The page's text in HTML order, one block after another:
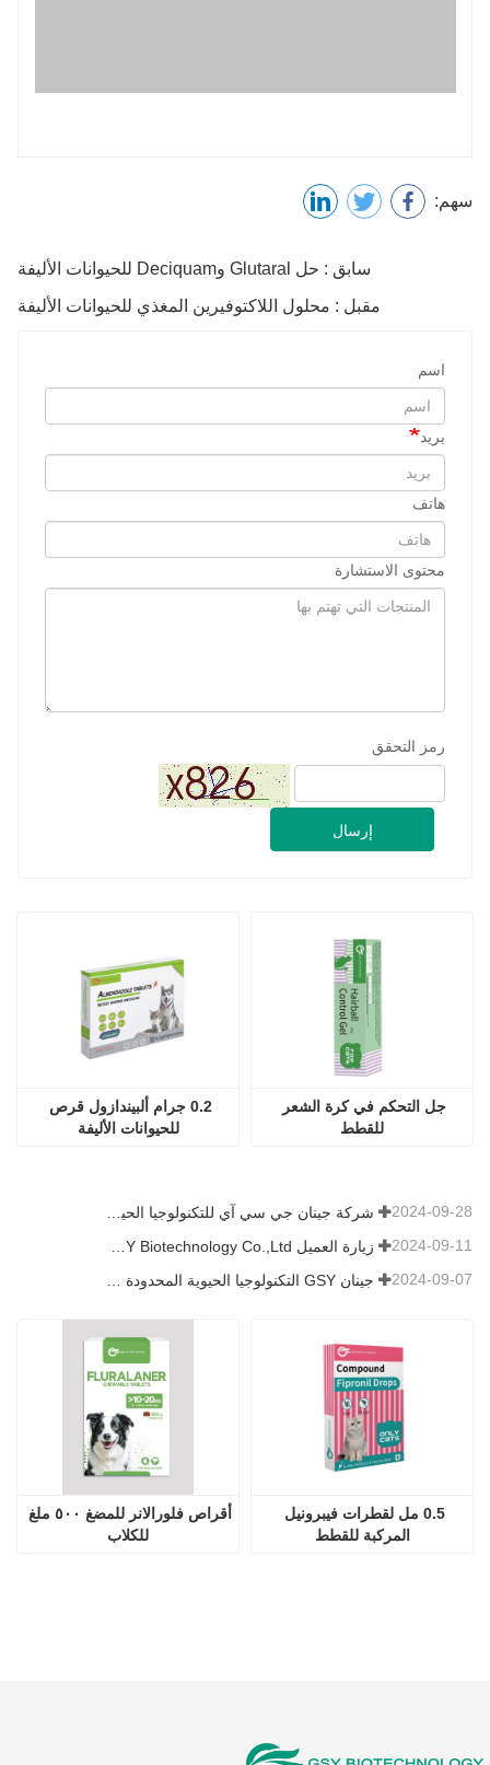
سهم:
سابق : حل Glutaral وDeciquam للحيوانات الأليفة
مقبل : محلول اللاكتوفيرين المغذي للحيوانات الأليفة
اسم
بريد
هاتف
محتوى الاستشارة
رمز التحقق
إرسال
للحيوانات الأليفة
للقطط
2024-09-28
2024-09-11
جينان GSY التكنولوجيا الحيوية المحدودة في معرض نانجينغ VIV 2024-09-07
للكلاب
المركبة للقطط